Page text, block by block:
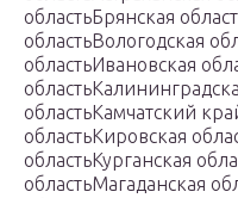
областьБрянская
областьВологодская
областьИвановская
областьКамчатский
областьКировская
областьКурганская
областьМагаданская